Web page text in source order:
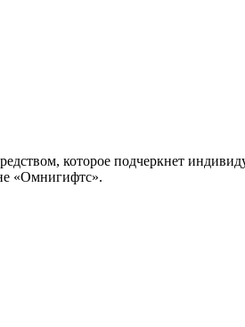
которое подчеркнет
«Омнигифтс».